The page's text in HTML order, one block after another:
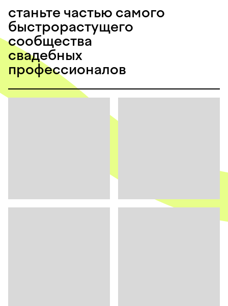
станьте частью самого
быстрорастущего
сообщества
свадебных
профессионалов